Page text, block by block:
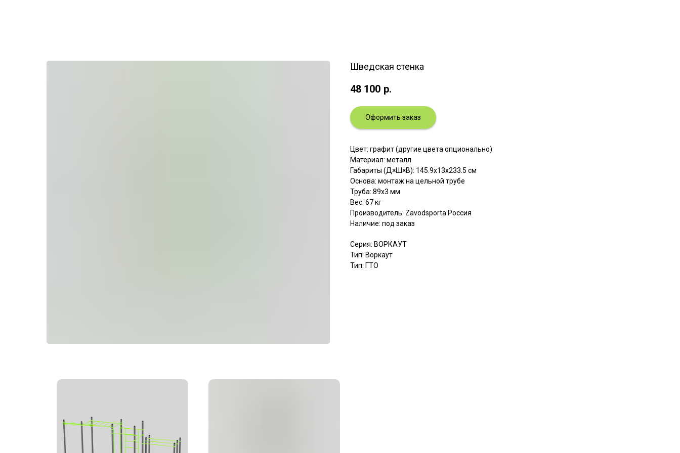
Шведская стенка
48 100 р.
Оформить заказ
Цвет: графит (другие цвета опционально)
Материал: металл
Габариты (Д×Ш×В): 145.9х13х233.5 см
Основа: монтаж на цельной трубе
Труба: 89х3 мм
Вес: 67 кг
Производитель: Zavodsporta Россия
Наличие: под заказ
Серия: ВОРКАУТ
Тип: Воркаут
Тип: ГТО